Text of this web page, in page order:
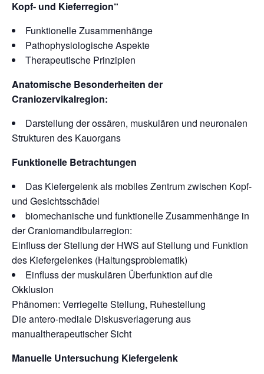
Kopf- und Kieferregion“
Funktionelle Zusammenhänge
Pathophysiologische Aspekte
Therapeutische Prinzipien
Anatomische Besonderheiten der
Craniozervikalregion:
Darstellung der ossären, muskulären und neuronalen
Strukturen des Kauorgans
Funktionelle Betrachtungen
Das Kiefergelenk als mobiles Zentrum zwischen Kopf-
und Gesichtsschädel
biomechanische und funktionelle Zusammenhänge in
der Craniomandibularregion:
Einfluss der Stellung der HWS auf Stellung und Funktion
des Kiefergelenkes (Haltungsproblematik)
Einfluss der muskulären Überfunktion auf die
Okklusion
Phänomen: Verriegelte Stellung, Ruhestellung
Die antero-mediale Diskusverlagerung aus
manualtherapeutischer Sicht
Manuelle Untersuchung Kiefergelenk